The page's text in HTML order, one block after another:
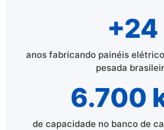
+24
anos fabricando painéis
pesada
6.700
de capacidade no banco de